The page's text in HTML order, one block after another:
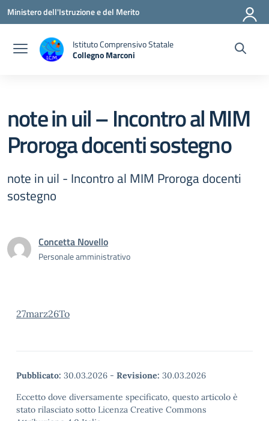
Vai ai contenuti
Vai al menu di navigazione
Vai al footer
Ministero dell'Istruzione e del Merito
Istituto Comprensivo Statale
Collegno Marconi
note in uil – Incontro al MIM
Proroga docenti sostegno
note in uil - Incontro al MIM Proroga docenti
sostegno
Concetta Novello
Personale amministrativo
27marz26To
Pubblicato: 30.03.2026 - Revisione: 30.03.2026
Eccetto dove diversamente specificato, questo articolo è
stato rilasciato sotto Licenza Creative Commons